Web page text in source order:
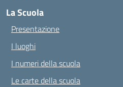
La Scuola
Presentazione
I luoghi
I numeri della scuola
Le carte della scuola